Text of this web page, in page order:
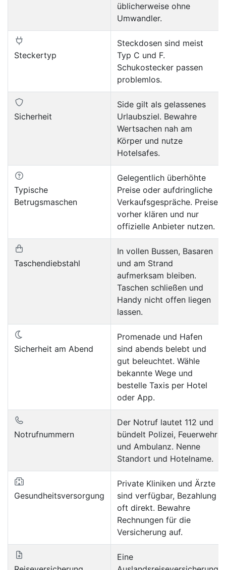
üblicherweise ohne
Umwandler.
Steckertyp
Steckdosen sind meist
Typ C und F.
Schukostecker passen
problemlos.
Sicherheit
Side gilt als gelassenes
Urlaubsziel. Bewahre
Wertsachen nah am
Körper und nutze
Hotelsafes.
Typische
Betrugsmaschen
Gelegentlich überhöhte
Preise oder aufdringliche
Verkaufsgespräche. Preise
vorher klären und nur
offizielle Anbieter nutzen.
Taschendiebstahl
In vollen Bussen, Basaren
und am Strand
aufmerksam bleiben.
Taschen schließen und
Handy nicht offen liegen
lassen.
Sicherheit am Abend
Promenade und Hafen
sind abends belebt und
gut beleuchtet. Wähle
bekannte Wege und
bestelle Taxis per Hotel
oder App.
Notrufnummern
Der Notruf lautet 112 und
bündelt Polizei, Feuerwehr
und Ambulanz. Nenne
Standort und Hotelname.
Gesundheitsversorgung
Private Kliniken und Ärzte
sind verfügbar, Bezahlung
oft direkt. Bewahre
Rechnungen für die
Versicherung auf.
Eine